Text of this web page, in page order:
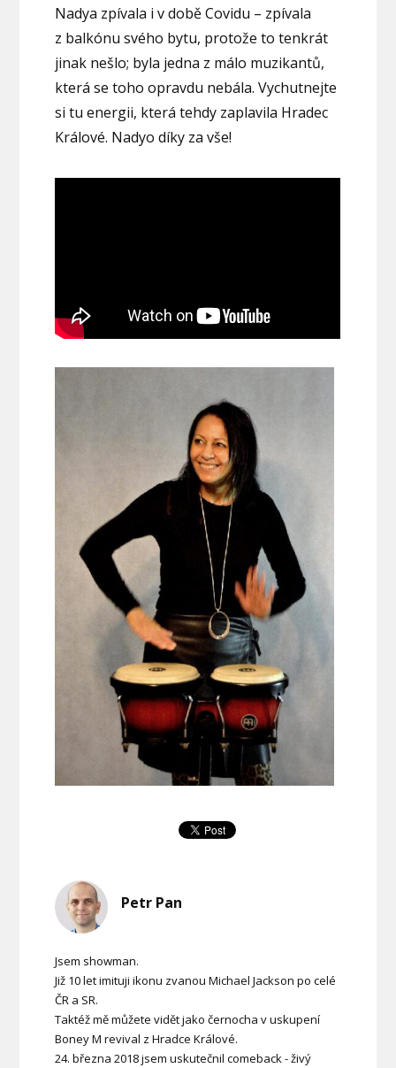
Nadya zpívala i v době Covidu – zpívala
z balkónu svého bytu, protože to tenkrát
jinak nešlo; byla jedna z málo muzikantů,
která se toho opravdu nebála. Vychutnejte
si tu energii, která tehdy zaplavila Hradec
Králové. Nadyo díky za vše!
Petr Pan
Jsem showman.
Již 10 let imituji ikonu zvanou Michael Jackson po celé
ČR a SR.
Taktéž mě můžete vidět jako černocha v uskupení
Boney M revival z Hradce Králové.
24. března 2018 jsem uskutečnil comeback - živý